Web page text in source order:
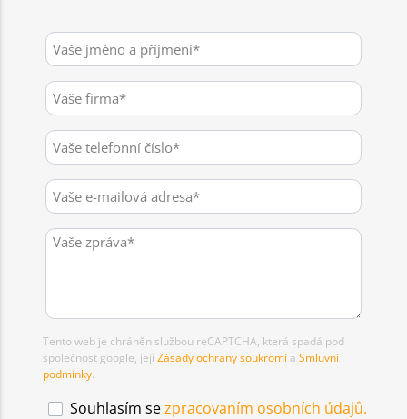
Tento web je chráněn službou reCAPTCHA, která spadá pod
společnost google, jejíZásady ochrany soukromí a Smluvní
podmínky.
Souhlasím sezpracovaním osobních údajů.